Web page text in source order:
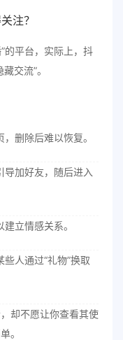
注？
的平台，实际上，抖
交流”。
删除后难以恢复。
导加好友，随后进入
建立情感关系。
些人通过“礼物”换取
却不愿让你查看其使
。